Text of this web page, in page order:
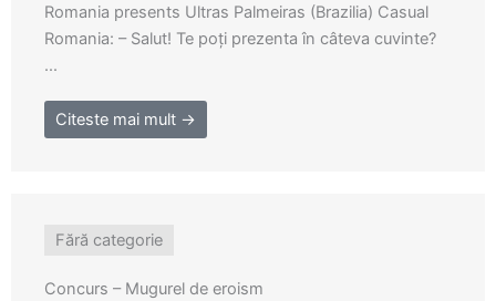
Romania presents Ultras Palmeiras (Brazilia) Casual
Romania: – Salut! Te poți prezenta în câteva cuvinte?
...
Citeste mai mult →
Fără categorie
Concurs – Mugurel de eroism